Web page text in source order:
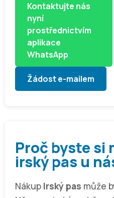
Kontaktujte nás
nyní
prostřednictvím
aplikace
WhatsApp
Žádost e-mailem
Proč byste si
irský pas u
Nákup Irský pas může